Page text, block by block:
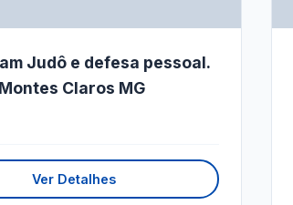
Judô e defesa pessoal.
Claros MG
Ver Detalhes